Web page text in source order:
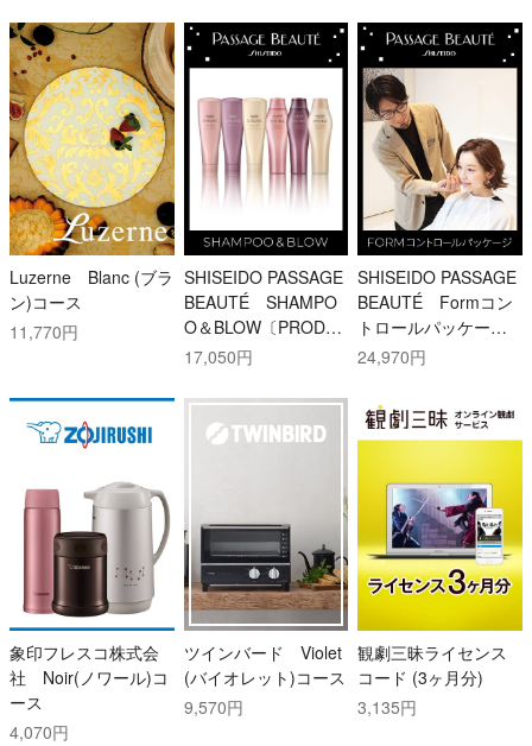
Luzerne Blanc (ブラ
ン)コース
11,770円
SHISEIDO PASSAGE
BEAUTÉ SHAMPO
O＆BLOW〔PRODU
CTS SELECT〕(60
17,050円
SHISEIDO PASSAGE
BEAUTÉ Formコン
トロールパッケージ
(個室|120分)
24,970円
象印フレスコ株式会
社 Noir(ノワール)コ
ース
4,070円
ツインバード Violet
(バイオレット)コース
9,570円
観劇三昧ライセンス
コード (3ヶ月分)
3,135円